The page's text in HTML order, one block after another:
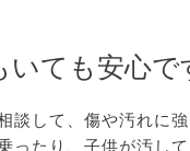
ても安心で
談して、傷や汚れに
ったり、子供が汚し